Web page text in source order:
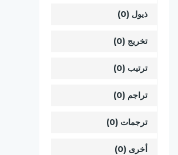
ذيول (0)
تخريج (0)
ترتيب (0)
تراجم (0)
ترجمات (0)
أخرى (0)